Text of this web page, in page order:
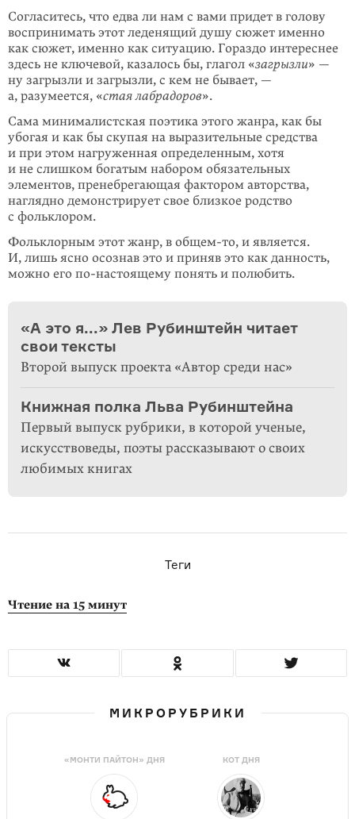
Согласитесь, что едва ли нам с вами придет в голову
воспринимать этот леденящий душу сюжет именно
как сюжет, именно как ситуацию. Гораздо интереснее
здесь не ключевой, казалось бы, глагол «загрызли» —
ну загрызли и загрызли, с кем не бывает, —
а, разумеется, «стая лабрадоров».
Сама минималистская поэтика этого жанра, как бы
убогая и как бы скупая на выразительные средства
и при этом нагруженная определенным, хотя
и не слишком богатым набором обязательных
элементов, пренебрегающая фактором авторства,
наглядно демонстрирует свое близкое родство
с фольклором.
Фольклорным этот жанр, в общем-то, и является.
И, лишь ясно осознав это и приняв это как данность,
можно его по-настоящему понять и полюбить.
«А это я...» Лев Рубинштейн читает
свои тексты
Второй выпуск проекта «Автор среди нас»
Книжная полка Льва Рубинштейна
Первый выпуск рубрики, в которой ученые,
искусствоведы, поэты рассказывают о своих
любимых книгах
Теги
Чтение на 15 минут
МИКРОРУБРИКИ
«МОНТИ ПАЙТОН» ДНЯ КОТ ДНЯ